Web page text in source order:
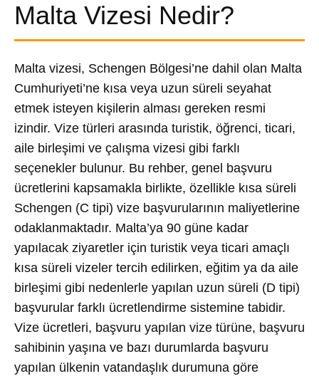
Malta Vizesi Nedir?
Malta vizesi, Schengen Bölgesi’ne dahil olan Malta
Cumhuriyeti’ne kısa veya uzun süreli seyahat
etmek isteyen kişilerin alması gereken resmi
izindir. Vize türleri arasında turistik, öğrenci, ticari,
aile birleşimi ve çalışma vizesi gibi farklı
seçenekler bulunur. Bu rehber, genel başvuru
ücretlerini kapsamakla birlikte, özellikle kısa süreli
Schengen (C tipi) vize başvurularının maliyetlerine
odaklanmaktadır. Malta’ya 90 güne kadar
yapılacak ziyaretler için turistik veya ticari amaçlı
kısa süreli vizeler tercih edilirken, eğitim ya da aile
birleşimi gibi nedenlerle yapılan uzun süreli (D tipi)
başvurular farklı ücretlendirme sistemine tabidir.
Vize ücretleri, başvuru yapılan vize türüne, başvuru
sahibinin yaşına ve bazı durumlarda başvuru
yapılan ülkenin vatandaşlık durumuna göre